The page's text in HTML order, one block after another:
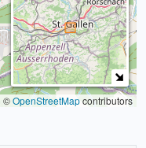
©OpenStreetMapcontributors